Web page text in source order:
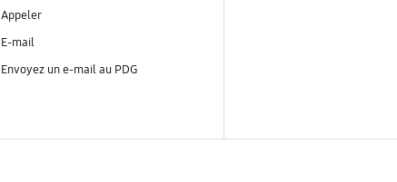
Appeler
E-mail
Envoyez un e-mail au PDG